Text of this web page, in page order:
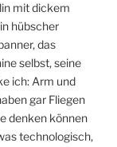
mit dickem
hübscher
das
selbst, seine
ich: Arm und
gar Fliegen
denken können
technologisch,